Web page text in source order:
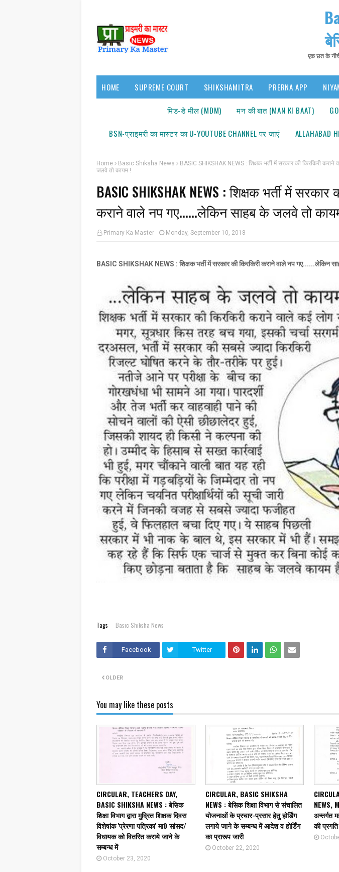
एक छत के नीचे
HOME SUPREME COURT SHIKSHAMITRA PRERNA APP
मिड-डे मील (MDM) मन की बात (MAN KI BAAT)
BSN-प्राइमरी का मास्टर का U-YOUTUBE CHANNEL पर जाएंं ALLAHABAD
Home Basic Shiksha News
BASIC SHIKSHAK NEWS : शिक्षक भर्ती में सरकार की किरकिरी
जलवे तो कायम !
BASIC SHIKSHAK NEWS : शिक्षक भर्ती में सरकार
कराने वाले नप गए......लेकिन साहब के जलवे तो
Primary Ka Master Monday, September 10, 2018
BASIC SHIKSHAK NEWS : शिक्षक भर्ती में सरकार की किरकिरी कराने वाले नप गए......लेकिन
Tags: Basic Shiksha News
Facebook Twitter
OLDER
You may like these posts
CIRCULAR, TEACHERS DAY,
BASIC SHIKSHA NEWS : बेसिक
शिक्षा विभाग द्वारा मुद्रित शिक्षक दिवस
विशेषांक 'प्रेरणा पत्रिका' मा0 सांसद/
विधायक को वितरित कराये जाने के
सम्बन्ध में
October 23, 2020
CIRCULAR, BASIC SHIKSHA
NEWS : बेसिक शिक्षा विभाग से संचालित
योजनाओं के प्रचार-प्रसार हेतु होर्डिंग
लगाये जाने के सम्बन्ध में आदेश व होर्डिंग
का प्रारूप जारी
October 22, 2020
NEWS,
अन्तर्गत
की
सूचना: अधिक संबंधित समाचारों के लिए